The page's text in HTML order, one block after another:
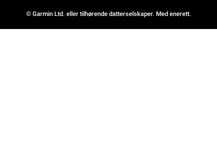
© Garmin Ltd. eller tilhørende datterselskaper. Med enerett.